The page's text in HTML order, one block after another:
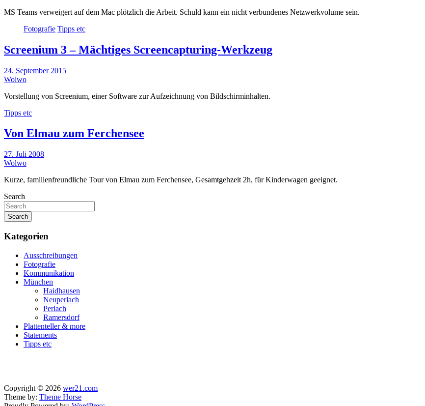
MS Teams verweigert auf dem Mac plötzlich die Arbeit. Schuld kann ein nicht verbundenes Netzwerkvolume sein.
Fotografie Tipps etc
Screenium 3 – Mächtiges Screencapturing-Werkzeug
24. September 2015
Wolwo
Vorstellung von Screenium, einer Software zur Aufzeichnung von Bildschirminhalten.
Tipps etc
Von Elmau zum Ferchensee
27. Juli 2008
Wolwo
Kurze, familienfreundliche Tour von Elmau zum Ferchensee, Gesamtgehzeit 2h, für Kinderwagen geeignet.
Search
Search
Kategorien
Ausschreibungen
Fotografie
Kommunikation
München
Haidhausen
Neuperlach
Perlach
Ramersdorf
Plattenteller & more
Statements
Tipps etc
Copyright © 2026 wer21.com
Theme by: Theme Horse